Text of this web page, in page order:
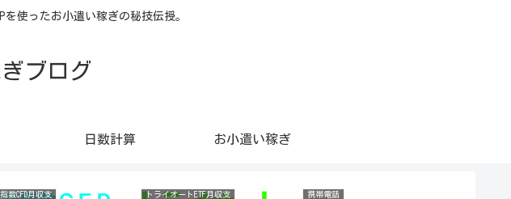
使ったお小遣い稼ぎの秘技伝授。
ブログ
日数計算 お小遣い稼ぎ
数CFD月収支 トライオートETF月収支 携帯電話